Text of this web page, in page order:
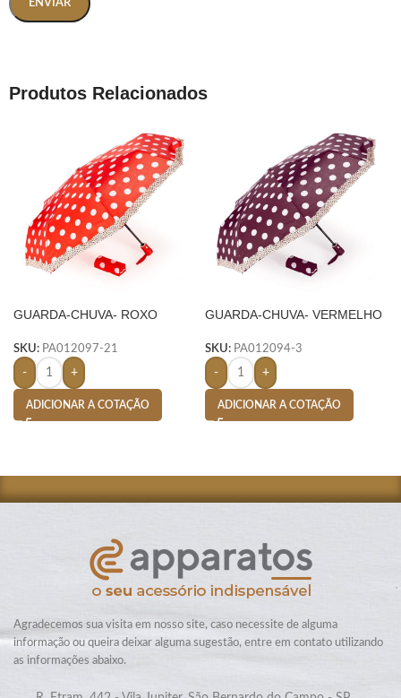
Produtos Relacionados
GUARDA-CHUVA- ROXO
SKU: PA012097-21
- +
ADICIONAR A COTAÇÃO
GUARDA-CHUVA- VERMELHO
SKU: PA012094-3
- +
ADICIONAR A COTAÇÃO
Agradecemos sua visita em nosso site, caso necessite de alguma
informação ou queira deixar alguma sugestão, entre em contato utilizando
as informações abaixo.